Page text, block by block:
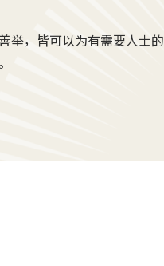
举，皆可以为有需要人士